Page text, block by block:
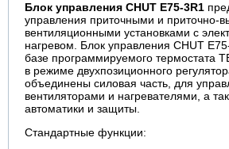
Блок управления CHUТ E75-3R1
управления приточными и приточно-
вентиляционными установками с
нагревом. Блок управления CHUТ
базе программируемого термостата
в режиме двухпозиционного
объединены силовая часть, для
вентиляторами и нагревателями, а
автоматики и защиты.
Стандартные функции: